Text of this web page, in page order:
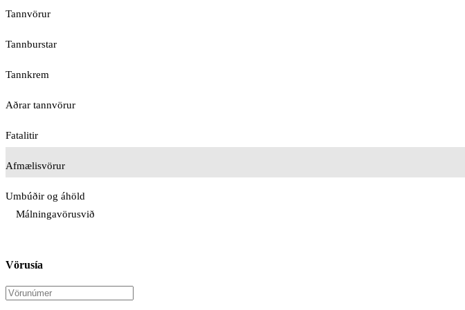
Tannvörur
Tannburstar
Tannkrem
Aðrar tannvörur
Fatalitir
Afmælisvörur
Umbúðir og áhöld
Málningavörusvið
Vörusía